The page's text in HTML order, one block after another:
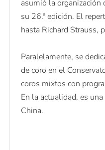
asumió la organización
su 26.ª edición. El
hasta Richard Strauss,
Paralelamente, se
de coro en el
coros mixtos con
En la actualidad, es
China.